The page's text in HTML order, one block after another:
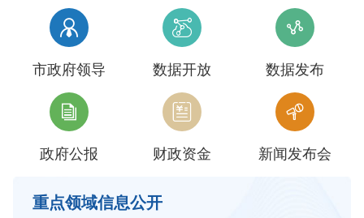

市政府领导

数据开放

数据发布

政府公报

财政资金

新闻发布会
重点领域信息公开